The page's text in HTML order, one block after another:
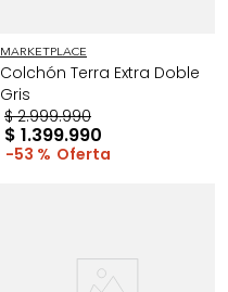
MARKETPLACE
Colchón Terra Extra Doble
Gris
$ 2.999.990
$ 1.399.990
53 %